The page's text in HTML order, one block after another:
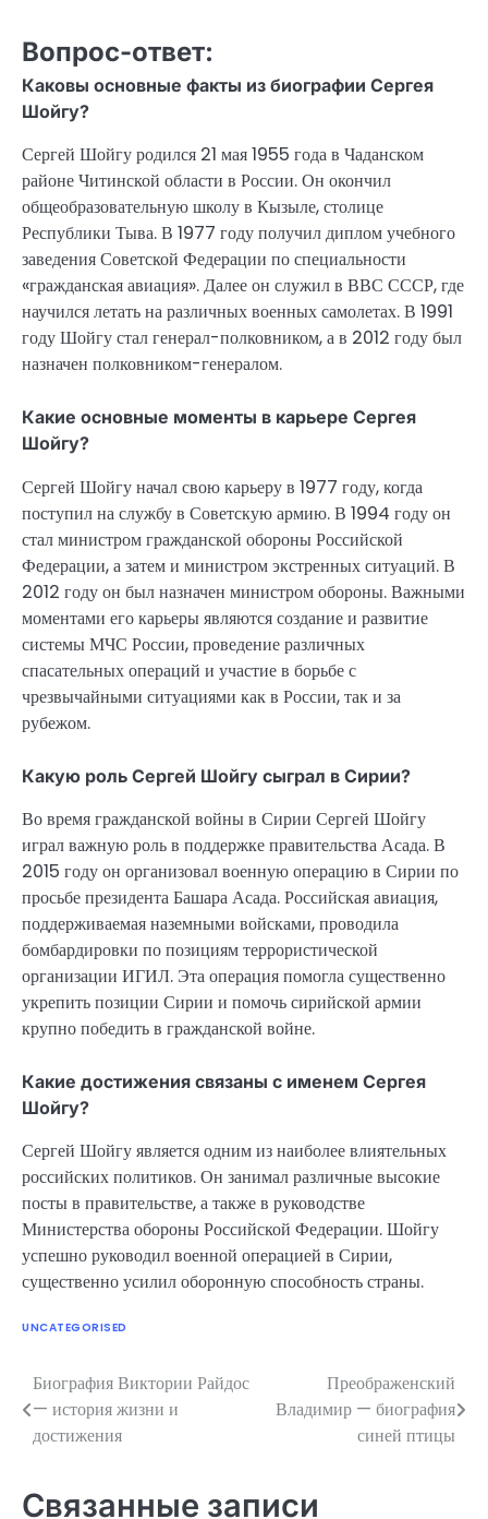
Вопрос-ответ:
Каковы основные факты из биографии Сергея
Шойгу?
Сергей Шойгу родился 21 мая 1955 года в Чаданском
районе Читинской области в России. Он окончил
общеобразовательную школу в Кызыле, столице
Республики Тыва. В 1977 году получил диплом учебного
заведения Советской Федерации по специальности
«гражданская авиация». Далее он служил в ВВС СССР, где
научился летать на различных военных самолетах. В 1991
году Шойгу стал генерал-полковником, а в 2012 году был
назначен полковником-генералом.
Какие основные моменты в карьере Сергея
Шойгу?
Сергей Шойгу начал свою карьеру в 1977 году, когда
поступил на службу в Советскую армию. В 1994 году он
стал министром гражданской обороны Российской
Федерации, а затем и министром экстренных ситуаций. В
2012 году он был назначен министром обороны. Важными
моментами его карьеры являются создание и развитие
системы МЧС России, проведение различных
спасательных операций и участие в борьбе с
чрезвычайными ситуациями как в России, так и за
рубежом.
Какую роль Сергей Шойгу сыграл в Сирии?
Во время гражданской войны в Сирии Сергей Шойгу
играл важную роль в поддержке правительства Асада. В
2015 году он организовал военную операцию в Сирии по
просьбе президента Башара Асада. Российская авиация,
поддерживаемая наземными войсками, проводила
бомбардировки по позициям террористической
организации ИГИЛ. Эта операция помогла существенно
укрепить позиции Сирии и помочь сирийской армии
крупно победить в гражданской войне.
Какие достижения связаны с именем Сергея
Шойгу?
Сергей Шойгу является одним из наиболее влиятельных
российских политиков. Он занимал различные высокие
посты в правительстве, а также в руководстве
Министерства обороны Российской Федерации. Шойгу
успешно руководил военной операцией в Сирии,
существенно усилил оборонную способность страны.
UNCATEGORISED
Навигация
по
Биография Виктории Райдос
— история жизни и
достижения
Преображенский
Владимир — биография
синей птицы
Связанные записи